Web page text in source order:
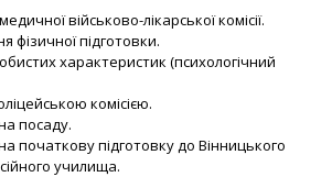
військово-лікарської комісії.
фізичної підготовки.
характеристик (психологічний
комісією.
посаду.
початкову підготовку до Вінницького
училища.